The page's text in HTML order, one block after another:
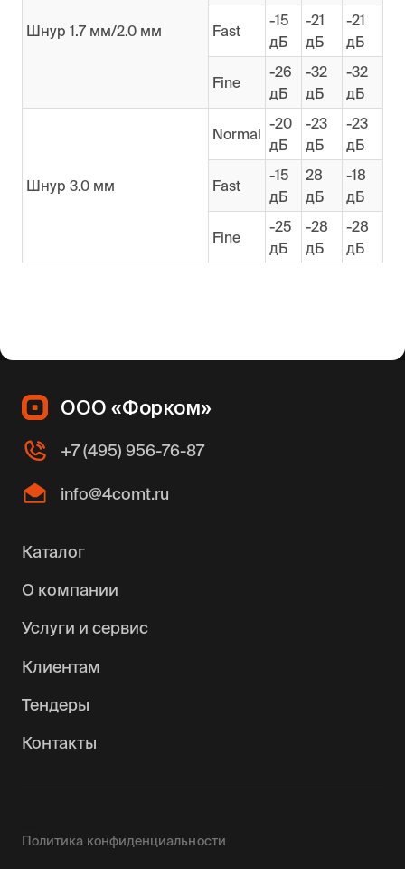
Шнур 1.7 мм/2.0 мм Fast
-15
дБ
-21
дБ
-21
дБ
Fine
-26
дБ
-32
дБ
-32
дБ
Шнур 3.0 мм
Normal
-20
дБ
-23
дБ
-23
дБ
Fast
-15
дБ
28
дБ
-18
дБ
Fine
-25
дБ
-28
дБ
-28
дБ
ООО «Форком»
+7 (495) 956-76-87
info@4comt.ru
Каталог
О компании
Услуги и сервис
Клиентам
Тендеры
Контакты
Политика конфиденциальности